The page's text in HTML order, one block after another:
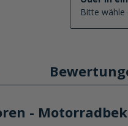
Bitte wähle
-